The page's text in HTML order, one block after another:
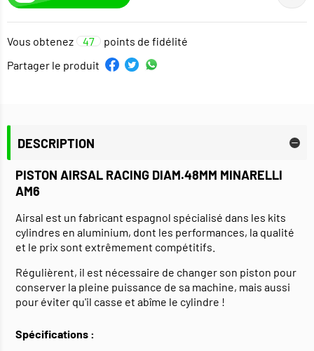
Vous obtenez 47
points de fidélité
Partager le produit
DESCRIPTION
PISTON AIRSAL RACING DIAM.48MM MINARELLI
AM6
Airsal est un fabricant espagnol spécialisé dans les kits
cylindres en aluminium, dont les performances, la qualité
et le prix sont extrêmement compétitifs.
Régulièrent, il est nécessaire de changer son piston pour
conserver la pleine puissance de sa machine, mais aussi
pour éviter qu'il casse et abîme le cylindre !
Spécifications :